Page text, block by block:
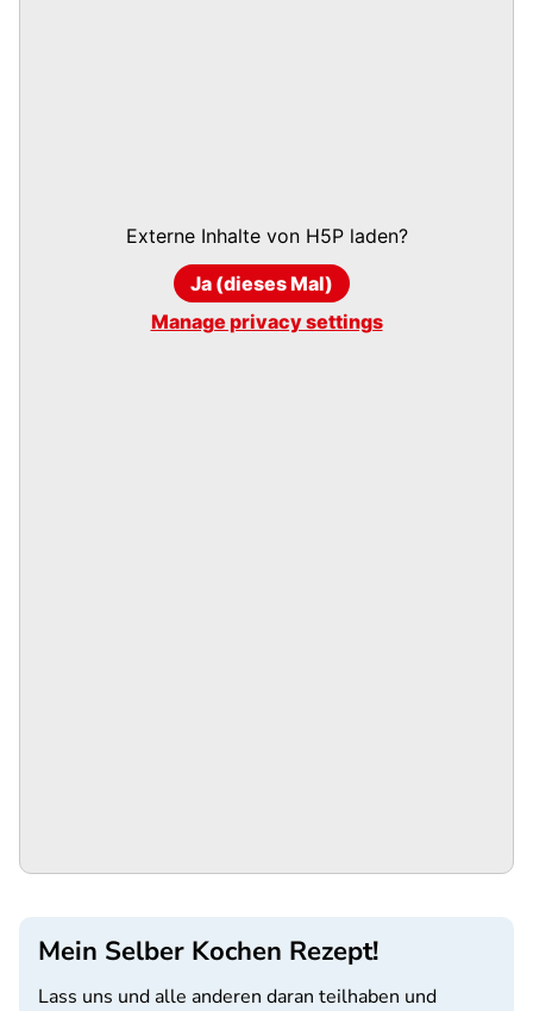
Externe Inhalte von H5Pladen?
Ja (dieses Mal)
Manage privacy settings
Mein Selber Kochen Rezept!
Lass uns und alle anderen daran teilhaben und